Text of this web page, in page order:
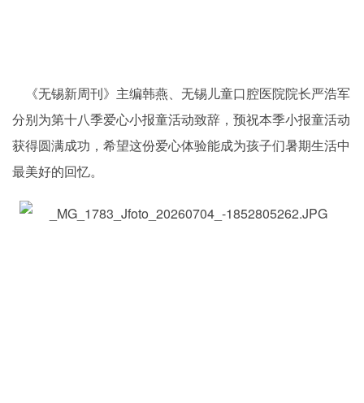
《无锡新周刊》主编韩燕、无锡儿童口腔医院院长严浩军
分别为第十八季爱心小报童活动致辞，预祝本季小报童活动
获得圆满成功，希望这份爱心体验能成为孩子们暑期生活中
最美好的回忆。